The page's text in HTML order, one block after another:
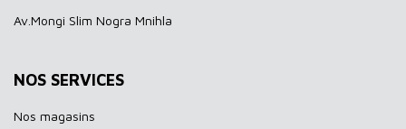
Av.Mongi Slim Nogra Mnihla
NOS SERVICES
Nos magasins